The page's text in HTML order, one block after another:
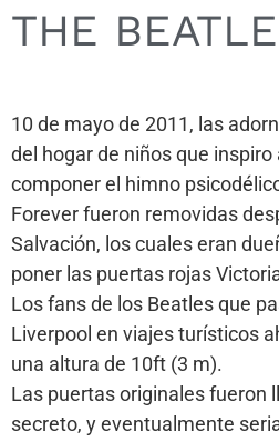
THE
10 de mayo de 2011, las
del hogar de niños que inspiro
componer el himno
Forever fueron removidas
Salvación, los cuales eran
poner las puertas rojas
Los fans de los Beatles que
Liverpool en viajes turísticos
una altura de 10ft (3 m).
Las puertas originales fueron
secreto, y eventualmente